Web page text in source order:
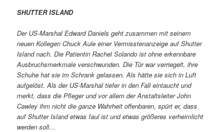
SHUTTER ISLAND
Der US-Marshal Edward Daniels geht zusammen mit seinem
neuen Kollegen Chuck Aule einer Vermisstenanzeige auf Shutter
Island nach. Die Patientin Rachel Solando ist ohne erkennbare
Ausbruchsmerkmale verschwunden. Die Tür war verriegelt, ihre
Schuhe hat sie im Schrank gelassen. Als hätte sie sich in Luft
aufgelöst. Als der US-Marshal tiefer in den Fall eintaucht und
merkt, dass die Pfleger und vor allem der Anstaltsleiter John
Cawley ihm nicht die ganze Wahrheit offenbaren, spürt er, dass
auf Shutter Island etwas faul ist und etwas größeres verheimlicht
werden soll…